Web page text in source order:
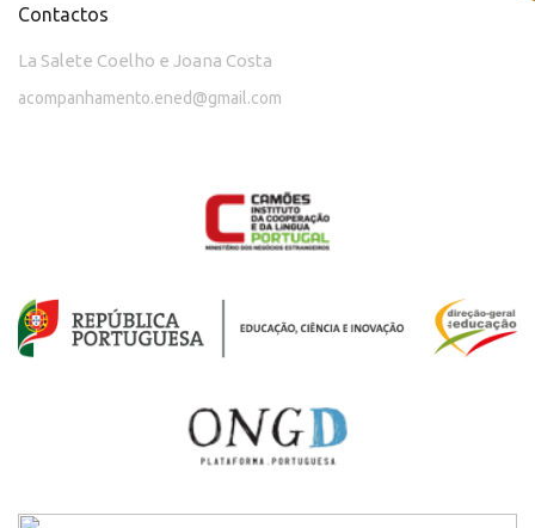
Contactos
La Salete Coelho e Joana Costa
acompanhamento.ened@gmail.com